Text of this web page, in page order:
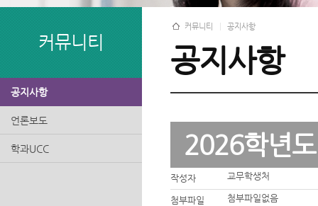
커뮤니티
공지사항
언론보도
학과UCC
커뮤니티 공지사항
공지사항
2026학년
작성자 교무학생처
첨부파일 첨부파일없음